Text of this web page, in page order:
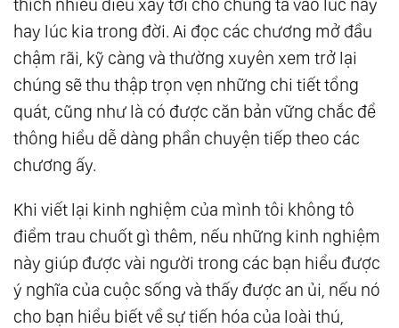
hay lúc kia trong đời. Ai đọc các chương mở đầu
chậm rãi, kỹ càng và thường xuyên xem trở lại
chúng sẽ thu thập trọn vẹn những chi tiết tổng
quát, cũng như là có được căn bản vững chắc để
thông hiểu dễ dàng phần chuyện tiếp theo các
chương ấy.
Khi viết lại kinh nghiệm của mình tôi không tô
điểm trau chuốt gì thêm, nếu những kinh nghiệm
này giúp được vài người trong các bạn hiểu được
ý nghĩa của cuộc sống và thấy được an ủi, nếu nó
cho bạn hiểu biết về sự tiến hóa của loài thú,